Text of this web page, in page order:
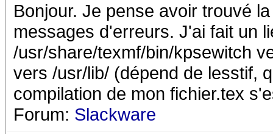
Bonjour. Je pense avoir trouvé
messages d'erreurs. J'ai fait un
/usr/share/texmf/bin/kpsewitch
vers /usr/lib/ (dépend de lesstif,
compilation de mon fichier.tex
Forum: Slackware